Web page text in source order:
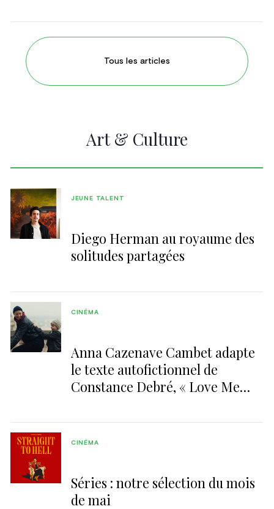
Tous les articles
Art & Culture
Diego Herman au royaume des
solitudes partagées
JEUNE TALENT
Anna Cazenave Cambet adapte
le texte autofictionnel de
Constance Debré, « Love Me
CINÉMA
Séries : notre sélection du mois
de mai
CINÉMA